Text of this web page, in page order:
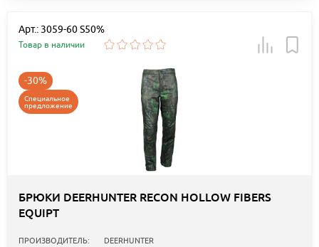
Арт.: 3059-60 S50%
Товар в наличии
-30%
Специальное
предложение
БРЮКИ DEERHUNTER RECON HOLLOW FIBERS
EQUIPT
ПРОИЗВОДИТЕЛЬ:
DEERHUNTER